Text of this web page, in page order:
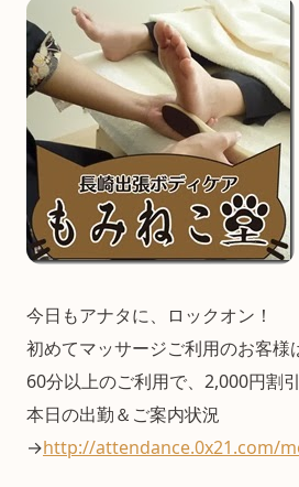
今日もアナタに、ロックオン！
初めてマッサージご利用のお客様
60分以上のご利用で、2,000円割引
本日の出勤＆ご案内状況
→http://attendance.0x21.com/